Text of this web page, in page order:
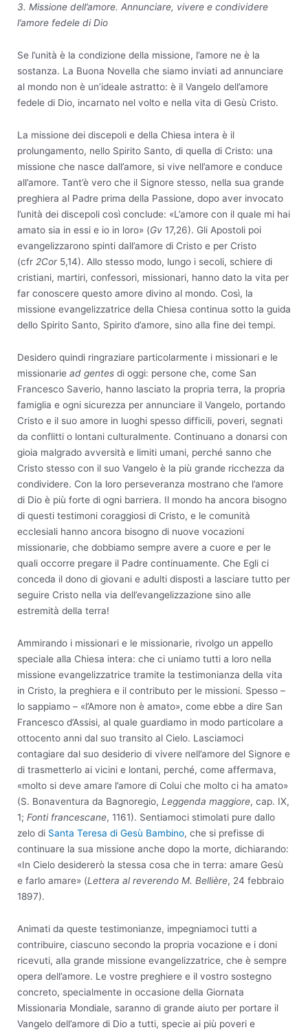
3. Missione dell’amore. Annunciare, vivere e condividere
l’amore fedele di Dio
Se l’unità è la condizione della missione, l’amore ne è la
sostanza. La Buona Novella che siamo inviati ad annunciare
al mondo non è un’ideale astratto: è il Vangelo dell’amore
fedele di Dio, incarnato nel volto e nella vita di Gesù Cristo.
La missione dei discepoli e della Chiesa intera è il
prolungamento, nello Spirito Santo, di quella di Cristo: una
missione che nasce dall’amore, si vive nell’amore e conduce
all’amore. Tant’è vero che il Signore stesso, nella sua grande
preghiera al Padre prima della Passione, dopo aver invocato
l’unità dei discepoli così conclude: «L’amore con il quale mi hai
amato sia in essi e io in loro» (Gv 17,26). Gli Apostoli poi
evangelizzarono spinti dall’amore di Cristo e per Cristo
(cfr 2Cor5,14). Allo stesso modo, lungo i secoli, schiere di
cristiani, martiri, confessori, missionari, hanno dato la vita per
far conoscere questo amore divino al mondo. Così, la
missione evangelizzatrice della Chiesa continua sotto la guida
dello Spirito Santo, Spirito d’amore, sino alla fine dei tempi.
Desidero quindi ringraziare particolarmente i missionari e le
missionarie ad gentes di oggi: persone che, come San
Francesco Saverio, hanno lasciato la propria terra, la propria
famiglia e ogni sicurezza per annunciare il Vangelo, portando
Cristo e il suo amore in luoghi spesso difficili, poveri, segnati
da conflitti o lontani culturalmente. Continuano a donarsi con
gioia malgrado avversità e limiti umani, perché sanno che
Cristo stesso con il suo Vangelo è la più grande ricchezza da
condividere. Con la loro perseveranza mostrano che l’amore
di Dio è più forte di ogni barriera. Il mondo ha ancora bisogno
di questi testimoni coraggiosi di Cristo, e le comunità
ecclesiali hanno ancora bisogno di nuove vocazioni
missionarie, che dobbiamo sempre avere a cuore e per le
quali occorre pregare il Padre continuamente. Che Egli ci
conceda il dono di giovani e adulti disposti a lasciare tutto per
seguire Cristo nella via dell’evangelizzazione sino alle
estremità della terra!
Ammirando i missionari e le missionarie, rivolgo un appello
speciale alla Chiesa intera: che ci uniamo tutti a loro nella
missione evangelizzatrice tramite la testimonianza della vita
in Cristo, la preghiera e il contributo per le missioni. Spesso –
lo sappiamo – «l’Amore non è amato», come ebbe a dire San
Francesco d’Assisi, al quale guardiamo in modo particolare a
ottocento anni dal suo transito al Cielo. Lasciamoci
contagiare dal suo desiderio di vivere nell’amore del Signore e
di trasmetterlo ai vicini e lontani, perché, come affermava,
«molto si deve amare l’amore di Colui che molto ci ha amato»
(S. Bonaventura da Bagnoregio, Leggenda maggiore, cap. IX,
1; Fonti francescane, 1161). Sentiamoci stimolati pure dallo
zelo di Santa Teresa di Gesù Bambino, che si prefisse di
continuare la sua missione anche dopo la morte, dichiarando:
«In Cielo desidererò la stessa cosa che in terra: amare Gesù
e farlo amare» (Lettera al reverendo M. Bellière, 24 febbraio
1897).
Animati da queste testimonianze, impegniamoci tutti a
contribuire, ciascuno secondo la propria vocazione e i doni
ricevuti, alla grande missione evangelizzatrice, che è sempre
opera dell’amore. Le vostre preghiere e il vostro sostegno
concreto, specialmente in occasione della Giornata
Missionaria Mondiale, saranno di grande aiuto per portare il
Vangelo dell’amore di Dio a tutti, specie ai più poveri e